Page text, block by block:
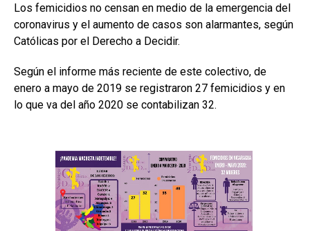
Los femicidios no censan en medio de la emergencia del
coronavirus y el aumento de casos son alarmantes, según
Católicas por el Derecho a Decidir.
Según el informe más reciente de este colectivo, de
enero a mayo de 2019 se registraron 27 femicidios y en
lo que va del año 2020 se contabilizan 32.